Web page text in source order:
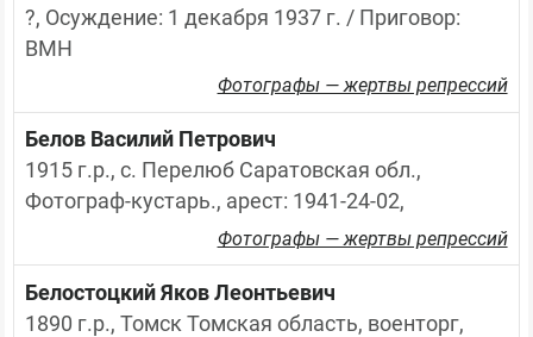
?, Осуждение: 1 декабря 1937 г. / Приговор:
ВМН
Фотографы — жертвы репрессий
Белов Василий Петрович
1915 г.р., с. Перелюб Саратовская обл.,
Фотограф-кустарь., арест: 1941-24-02,
Фотографы — жертвы репрессий
Белостоцкий Яков Леонтьевич
1890 г.р., Томск Томская область, военторг,